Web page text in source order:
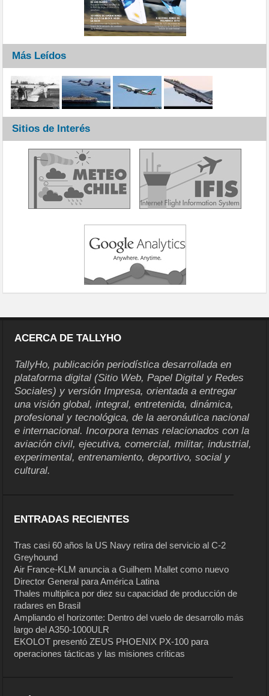
Más Leídos
Sitios de Interés
ACERCA DE TALLYHO
TallyHo, publicación periodística desarrollada en
plataforma digital (Sitio Web, Papel Digital y Redes
Sociales) y versión Impresa, orientada a entregar
una visión global, integral, entretenida, dinámica,
profesional y tecnológica, de la aeronáutica nacional
e internacional. Incorpora temas relacionados con la
aviación civil, ejecutiva, comercial, militar, industrial,
experimental, entrenamiento, deportivo, social y
cultural.
ENTRADAS RECIENTES
Tras casi 60 años la US Navy retira del servicio al C-2
Greyhound
Air France-KLM anuncia a Guilhem Mallet como nuevo
Director General para América Latina
Thales multiplica por diez su capacidad de producción de
radares en Brasil
Ampliando el horizonte: Dentro del vuelo de desarrollo más
largo del A350-1000ULR
EKOLOT presentó ZEUS PHOENIX PX-100 para
operaciones tácticas y las misiones críticas